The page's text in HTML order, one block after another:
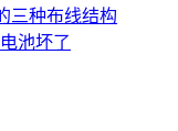
三种布线结构
池坏了